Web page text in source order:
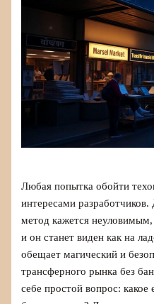
Любая попытка обойти
интересами разработчиков.
метод кажется неуловимым,
и он станет виден как на
обещает магический и
трансферного рынка без
себе простой вопрос: